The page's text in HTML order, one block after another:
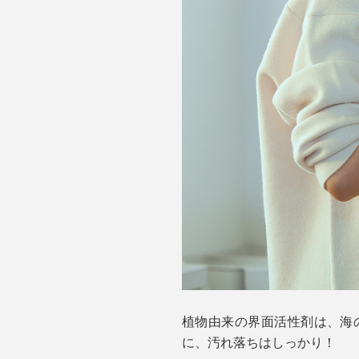
植物由来の界面活性剤は、
に、汚れ落ちはしっかり！